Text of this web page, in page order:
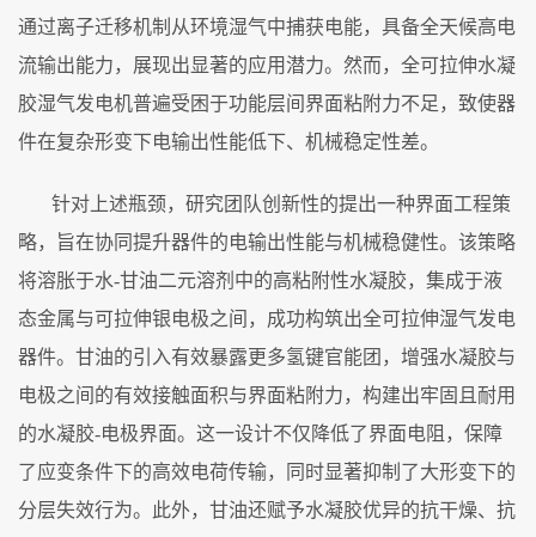
通过离子迁移机制从环境湿气中捕获电能，具备全天候高电
流输出能力，展现出显著的应用潜力。然而，全可拉伸水凝
胶湿气发电机普遍受困于功能层间界面粘附力不足，致使器
件在复杂形变下电输出性能低下、机械稳定性差。
针对上述瓶颈，研究团队创新性的提出一种界面工程策
略，旨在协同提升器件的电输出性能与机械稳健性。该策略
将溶胀于水-甘油二元溶剂中的高粘附性水凝胶，集成于液
态金属与可拉伸银电极之间，成功构筑出全可拉伸湿气发电
器件。甘油的引入有效暴露更多氢键官能团，增强水凝胶与
电极之间的有效接触面积与界面粘附力，构建出牢固且耐用
的水凝胶-电极界面。这一设计不仅降低了界面电阻，保障
了应变条件下的高效电荷传输，同时显著抑制了大形变下的
分层失效行为。此外，甘油还赋予水凝胶优异的抗干燥、抗